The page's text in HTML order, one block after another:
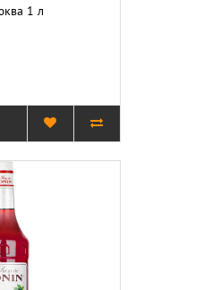
1 л